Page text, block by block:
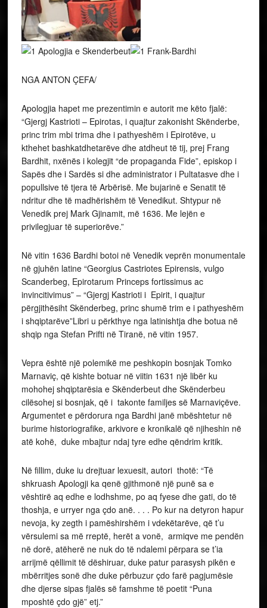
NGA ANTON ÇEFA/
Apologjia hapet me prezentimin e autorit me këto fjalë:
“Gjergj Kastrioti – Epirotas, i quajtur zakonisht Skënderbe,
princ trim mbi trima dhe i pathyeshëm i Epirotëve, u
kthehet bashkatdhetarëve dhe atdheut të tij, prej Frang
Bardhit, nxënës i kolegjit “de propaganda Fide”, episkop i
Sapës dhe i Sardës si dhe administrator i Pultatasve dhe i
popullsive të tjera të Arbërisë. Me bujarinë e Senatit të
ndritur dhe të madhërishëm të Venedikut. Shtypur në
Venedik prej Mark Gjinamit, më 1636. Me lejën e
privilegjuar të superiorëve.”
Në vitin 1636 Bardhi botoi në Venedik veprën monumentale
në gjuhën latine “Georgius Castriotes Epirensis, vulgo
Scanderbeg, Epirotarum Princeps fortissimus ac
invincitivimus” – “Gjergj Kastrioti i Epirit, i quajtur
përgjithësiht Skënderbeg, princ shumë trim e i pathyeshëm
i shqiptarëve”Libri u përkthye nga latinishtja dhe botua në
shqip nga Stefan Prifti në Tiranë, në vitin 1957.
Vepra është një polemikë me peshkopin bosnjak Tomko
Marnaviç, që kishte botuar në viitin 1631 një libër ku
mohohej shqiptarësia e Skënderbeut dhe Skënderbeu
cilësohej si bosnjak, që i takonte familjes së Marnaviçëve.
Argumentet e përdorura nga Bardhi janë mbështetur në
burime historiografike, arkivore e kronikalë që njiheshin në
atë kohë, duke mbajtur ndaj tyre edhe qëndrim kritik.
Në fillim, duke iu drejtuar lexuesit, autori thotë: “Të
shkruash Apologji ka qenë gjithmonë një punë sa e
vështirë aq edhe e lodhshme, po aq fyese dhe gati, do të
thoshja, e urryer nga çdo anë. . . . Po kur na detyron hapur
nevoja, ky zegth i pamëshirshëm i vdekëtarëve, që t’u
vërsulemi sa më rreptë, herët a vonë, armiqve me pendën
në dorë, atëherë ne nuk do të ndalemi përpara se t’ia
arrijmë qëllimit të dëshiruar, duke patur parasysh pikën e
mbërritjes sonë dhe duke përbuzur çdo farë pagjumësie
dhe djerse sipas fjalës së famshme të poetit “Puna
mposhtë çdo gjë” etj.”